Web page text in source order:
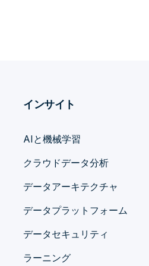
インサイト
AIと機械学習
クラウドデータ分析
データアーキテクチャ
データプラットフォーム
データセキュリティ
ラーニング